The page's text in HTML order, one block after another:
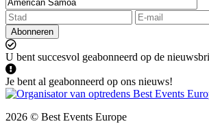
Abonneren
U bent succesvol geabonneerd op de
Je bent al geabonneerd op ons nieuws!
2026 © Best Events Europe